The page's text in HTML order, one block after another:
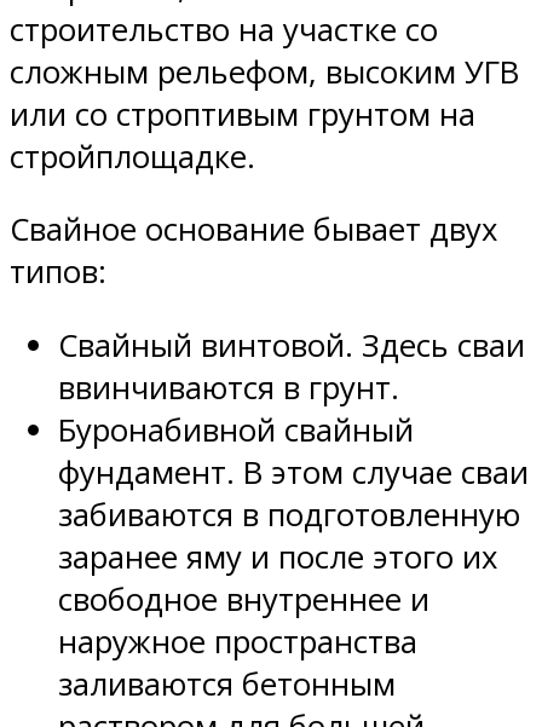
строительство на участке со
сложным рельефом, высоким УГВ
или со строптивым грунтом на
стройплощадке.
Свайное основание бывает двух
типов:
Свайный винтовой. Здесь сваи
ввинчиваются в грунт.
Буронабивной свайный
фундамент. В этом случае сваи
забиваются в подготовленную
заранее яму и после этого их
свободное внутреннее и
наружное пространства
заливаются бетонным